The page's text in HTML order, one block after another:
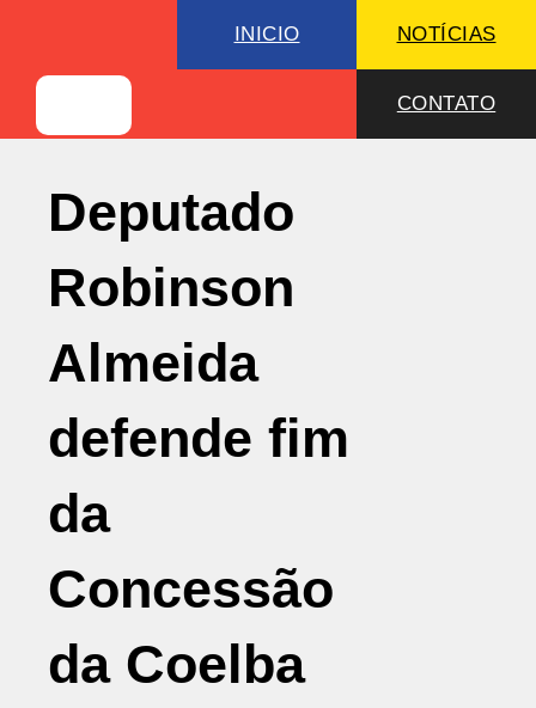
INICIO NOTÍCIAS
CONTATO
Deputado
Robinson
Almeida
defende fim
da
Concessão
da Coelba